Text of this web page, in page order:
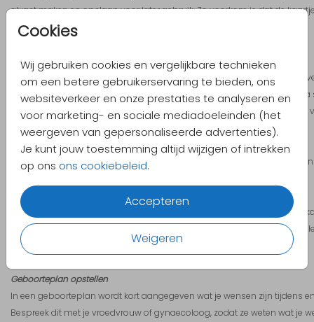
Cookies
Wij gebruiken cookies en vergelijkbare technieken
om een betere gebruikerservaring te bieden, ons
websiteverkeer en onze prestaties te analyseren en
voor marketing- en sociale mediadoeleinden (het
weergeven van gepersonaliseerde advertenties).
Je kunt jouw toestemming altijd wijzigen of intrekken
op ons ons cookiebeleid.
Accepteren
Weigeren
alvast maken en opslaan voor later gebruik. Zo voorkom je dat de
moment gemaakt moet worden.
Doopsuiker voorbereiden
Dit is een goed moment om de doopsuiker voor te bereiden. Denk na
de inhoud, zoals het type suikerbonen (amandel of chocolade) en
rijst, koffieboontjes, lentilles, etc.). Wacht niet te lang met bestellen, want
enkele weken aan vast.
Attest voor reizen per trein
Reis je regelmatig per trein? Vanaf 6 maanden zwangerschap kun je
Kinderkamer en baby benodigdheden bestellen
Begin met het zoeken naar meubels en benodigdheden voor de
commode, kinderwagen, babybadje, etc. Houdt er rekening mee dat
zijn.
Geboorteplan opstellen
In een geboorteplan wordt kort aangegeven wat je wensen zijn tijdens
Bespreek dit met je vroedvrouw of gynaecoloog, zodat ze weten wat je